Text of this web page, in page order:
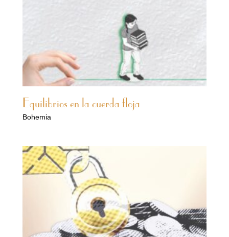
Equilibrios en la cuerda floja
Bohemia